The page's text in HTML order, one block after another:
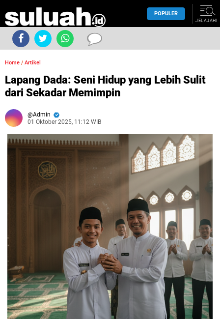
POPULER
JELAJAHI
Home / Artikel
Lapang Dada: Seni Hidup yang Lebih Sulit
dari Sekadar Memimpin
Admin
01 Oktober 2025, 11:12 WIB